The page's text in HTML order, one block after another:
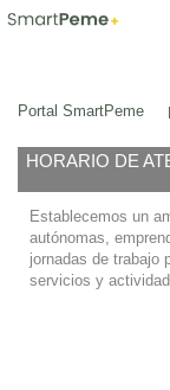
Puntos
Portal SmartPeme
HORARIO DE
Establecemos un
autónomas,
jornadas de trabajo
servicios y